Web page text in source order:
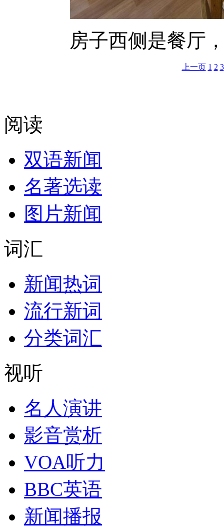
房子西侧是餐厅
上一页 1 2 3
阅读
双语新闻
名著选读
图片新闻
词汇
新闻热词
流行新词
分类词汇
视听
名人演讲
影音赏析
VOA听力
BBC英语
新闻播报